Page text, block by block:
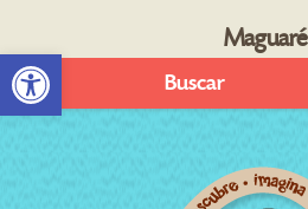
Abrir barra de herramientas
Maguaré
Buscar